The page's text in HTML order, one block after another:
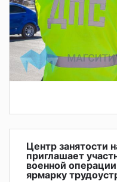
Центр занятости
приглашает
военной
ярмарку